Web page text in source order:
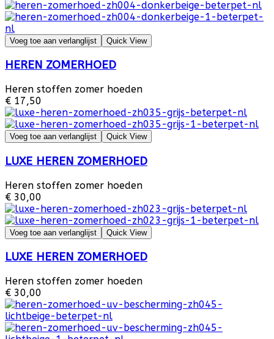
Voeg toe aan verlanglijst Quick View
HEREN ZOMERHOED
Heren stoffen zomer hoeden
€ 17,50
Voeg toe aan verlanglijst Quick View
LUXE HEREN ZOMERHOED
Heren stoffen zomer hoeden
€ 30,00
Voeg toe aan verlanglijst Quick View
LUXE HEREN ZOMERHOED
Heren stoffen zomer hoeden
€ 30,00